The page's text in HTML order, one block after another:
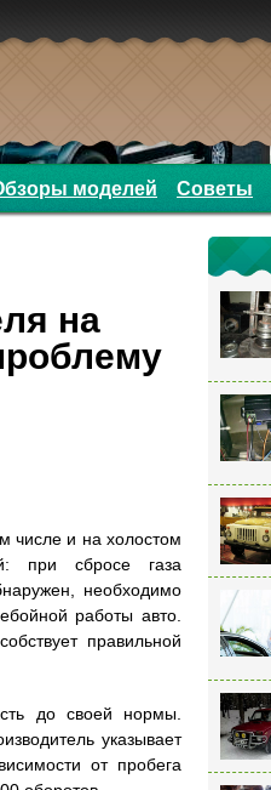
моделей Советы
на
числе и на холостом
при сбросе газа
необходимо
работы авто.
правильной
до своей нормы.
указывает
от пробега